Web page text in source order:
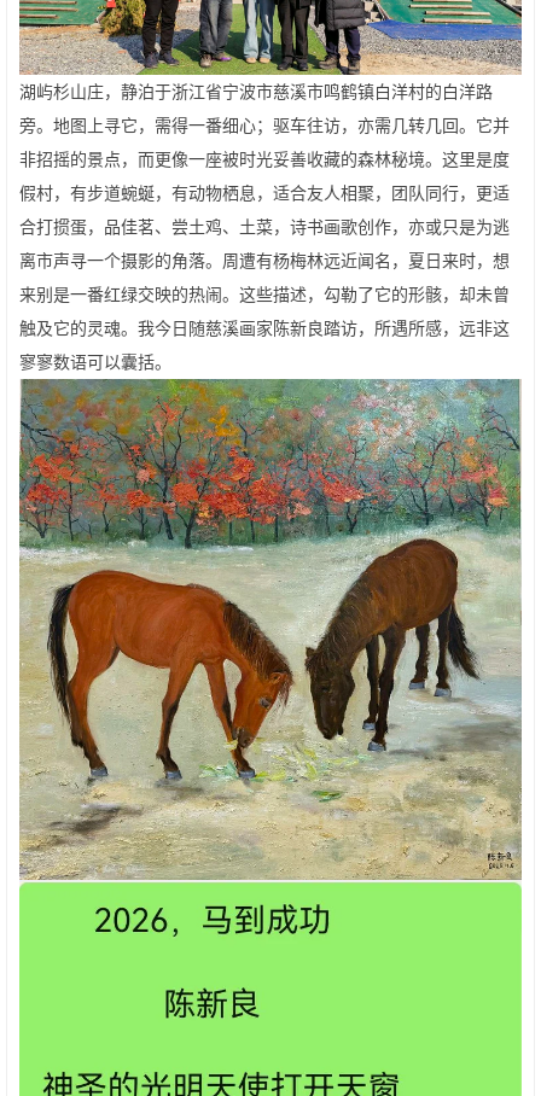
湖屿杉山庄，静泊于浙江省宁波市慈溪市鸣鹤镇白洋村的白洋路
旁。地图上寻它，需得一番细心；驱车往访，亦需几转几回。它并
非招摇的景点，而更像一座被时光妥善收藏的森林秘境。这里是度
假村，有步道蜿蜒，有动物栖息，适合友人相聚，团队同行，更适
合打掼蛋，品佳茗、尝土鸡、土菜，诗书画歌创作，亦或只是为逃
离市声寻一个摄影的角落。周遭有杨梅林远近闻名，夏日来时，想
来别是一番红绿交映的热闹。这些描述，勾勒了它的形骸，却未曾
触及它的灵魂。我今日随慈溪画家陈新良踏访，所遇所感，远非这
寥寥数语可以囊括。